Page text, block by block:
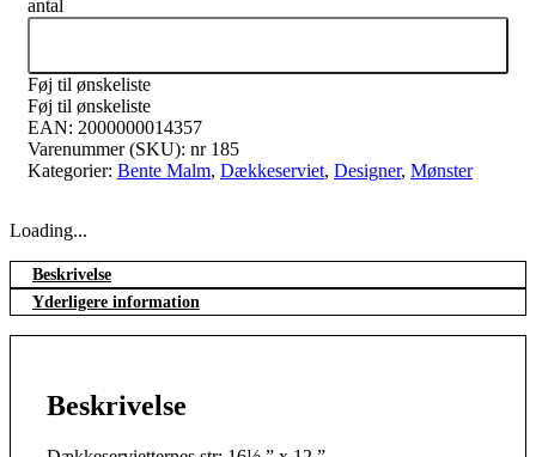
antal
Føj til ønskeliste
Føj til ønskeliste
EAN: 2000000014357
Varenummer (SKU): nr 185
Kategorier: Bente Malm, Dækkeserviet, Designer, Mønster
Loading...
Beskrivelse
Yderligere information
Beskrivelse